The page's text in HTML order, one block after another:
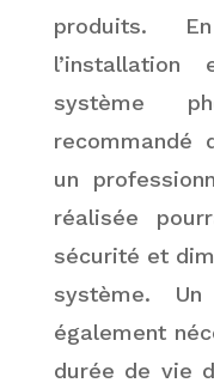
produits.
système
recommandé
un
réalisée
sécurité et
système.
également
durée de vie